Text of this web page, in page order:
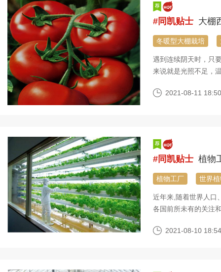
#同凯贴士 大棚
冬暖型大棚栽培
遇到连续阴天时，只
来说就是光照不足，
2021-08-11
#同凯贴士 植物
植物工厂 世界
近年来,随着世界人口
各国前所未有的关注
2021-08-10